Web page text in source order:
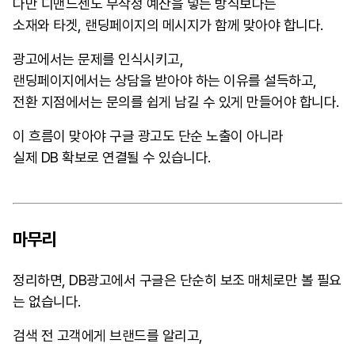
다만 디맨드젠도 무작정 예산을 넣는 방식보다는
소재와 타겟, 랜딩페이지의 메시지가 함께 맞아야 합니다.
광고에서는 문제를 인식시키고,
랜딩페이지에서는 상담을 받아야 하는 이유를 설득하고,
전환 지점에서는 문의를 쉽게 남길 수 있게 만들어야 합니다.
이 흐름이 맞아야 구글 광고도 단순 노출이 아니라
실제 DB 확보로 연결될 수 있습니다.
마무리
정리하면, DB광고에서 구글은 단순히 보조 매체로만 볼 필요
는 없습니다.
검색 전 고객에게 브랜드를 알리고,